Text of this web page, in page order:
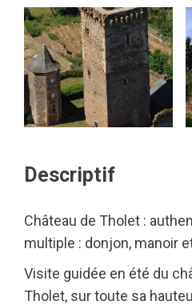
Descriptif
Château de Tholet :
multiple : donjon, manoir
Visite guidée en été du
Tholet, sur toute sa